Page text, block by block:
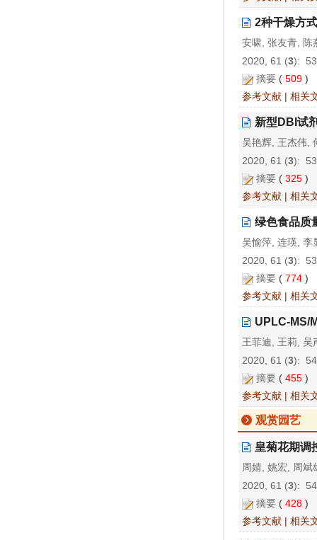
2种干燥方
安啸, 张友青, 陈
2020, 61 (3):
摘要 ( 509 )
参考文献 | 相关
新型DBI试
吴艳辉, 王杰伟,
2020, 61 (3):
摘要 ( 325 )
参考文献 | 相关
绿色食品质
吴愉萍, 连瑛, 李
2020, 61 (3):
摘要 ( 774 )
参考文献 | 相关
UPLC-MS/
王菲迪, 王莉, 吴
2020, 61 (3):
摘要 ( 455 )
参考文献 | 相关
观赏园艺
皇菊花期调
周婧, 姚宏, 周
2020, 61 (3):
摘要 ( 428 )
参考文献 | 相关